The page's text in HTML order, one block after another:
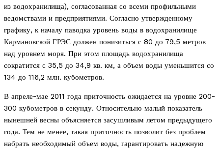
из водохранилища), согласованная со всеми профильными
ведомствами и предприятиями. Согласно утвержденному
графику, к началу паводка уровень воды в водохранилище
Кармановской ГРЭС должен понизиться с 80 до 79,5 метров
над уровнем моря. При этом площадь водохранилища
сократится с 35,5 до 34,9 кв. км, а объем воды уменьшится со
134 до 116,2 млн. кубометров.
В апреле-мае 2011 года приточность ожидается на уровне 200-
300 кубометров в секунду. Относительно малый показатель
нынешней весны объясняется засушливым летом предыдущего
года. Тем не менее, такая приточность позволит без проблем
набрать необходимый объем воды, гарантировать надежную